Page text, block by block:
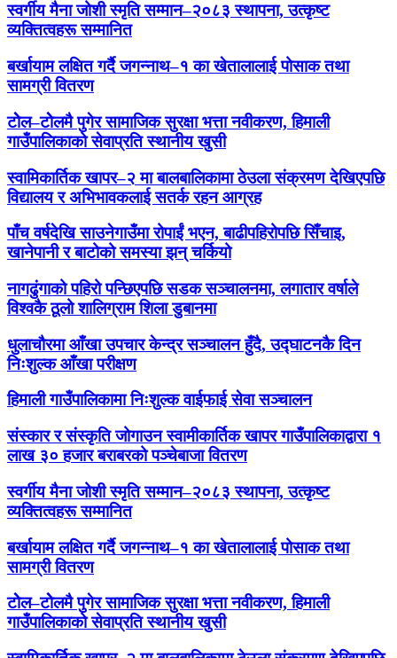
स्वर्गीय मैना जोशी स्मृति सम्मान–२०८३ स्थापना, उत्कृष्ट
व्यक्तित्वहरू सम्मानित
बर्खायाम लक्षित गर्दै जगन्नाथ–१ का खेतालालाई पोसाक तथा
सामग्री वितरण
टोेल–टोेलमै पुगेर सामाजिक सुरक्षा भत्ता नवीकरण, हिमाली
गाउँपालिकाको सेवाप्रति स्थानीय खुसी
स्वामिकार्तिक खापर–२ मा बालबालिकामा ठेउला संक्रमण देखिएपछि
विद्यालय र अभिभावकलाई सतर्क रहन आग्रह
पाँच वर्षदेखि साउनेगाउँमा रोपाईं भएन, बाढीपहिरोपछि सिँचाइ,
खानेपानी र बाटोको समस्या झन् चर्कियो
नागढुंगाको पहिरो पन्छिएपछि सडक सञ्चालनमा, लगातार वर्षाले
विश्वकै ठूलो शालिग्राम शिला डुबानमा
धुलाचौरमा आँखा उपचार केन्द्र सञ्चालन हुँदै, उद्घाटनकै दिन
निःशुल्क आँखा परीक्षण
हिमाली गाउँपालिकामा निःशुल्क वाईफाई सेवा सञ्चालन
संस्कार र संस्कृति जोगाउन स्वामीकार्तिक खापर गाउँपालिकाद्वारा १
लाख ३० हजार बराबरको पञ्चेबाजा वितरण
स्वर्गीय मैना जोशी स्मृति सम्मान–२०८३ स्थापना, उत्कृष्ट
व्यक्तित्वहरू सम्मानित
बर्खायाम लक्षित गर्दै जगन्नाथ–१ का खेतालालाई पोसाक तथा
सामग्री वितरण
टोेल–टोेलमै पुगेर सामाजिक सुरक्षा भत्ता नवीकरण, हिमाली
गाउँपालिकाको सेवाप्रति स्थानीय खुसी